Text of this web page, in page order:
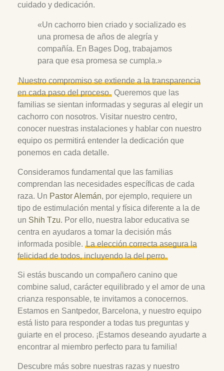
cuidado y dedicación.
«Un cachorro bien criado y socializado es
una promesa de años de alegría y
compañía. En Bages Dog, trabajamos
para que esa promesa se cumpla.»
Nuestro compromiso se extiende a la transparencia
en cada paso del proceso.Queremos que las
familias se sientan informadas y seguras al elegir un
cachorro con nosotros. Visitar nuestro centro,
conocer nuestras instalaciones y hablar con nuestro
equipo os permitirá entender la dedicación que
ponemos en cada detalle.
Consideramos fundamental que las familias
comprendan las necesidades específicas de cada
raza. Un Pastor Alemán, por ejemplo, requiere un
tipo de estimulación mental y física diferente a la de
un Shih Tzu. Por ello, nuestra labor educativa se
centra en ayudaros a tomar la decisión más
informada posible. La elección correcta asegura la
felicidad de todos, incluyendo la del perro.
Si estás buscando un compañero canino que
combine salud, carácter equilibrado y el amor de una
crianza responsable, te invitamos a conocernos.
Estamos en Santpedor, Barcelona, y nuestro equipo
está listo para responder a todas tus preguntas y
guiarte en el proceso. ¡Estamos deseando ayudarte a
encontrar al miembro perfecto para tu familia!
Descubre más sobre nuestras razas y nuestro